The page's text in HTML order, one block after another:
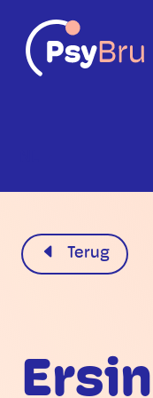
Terug